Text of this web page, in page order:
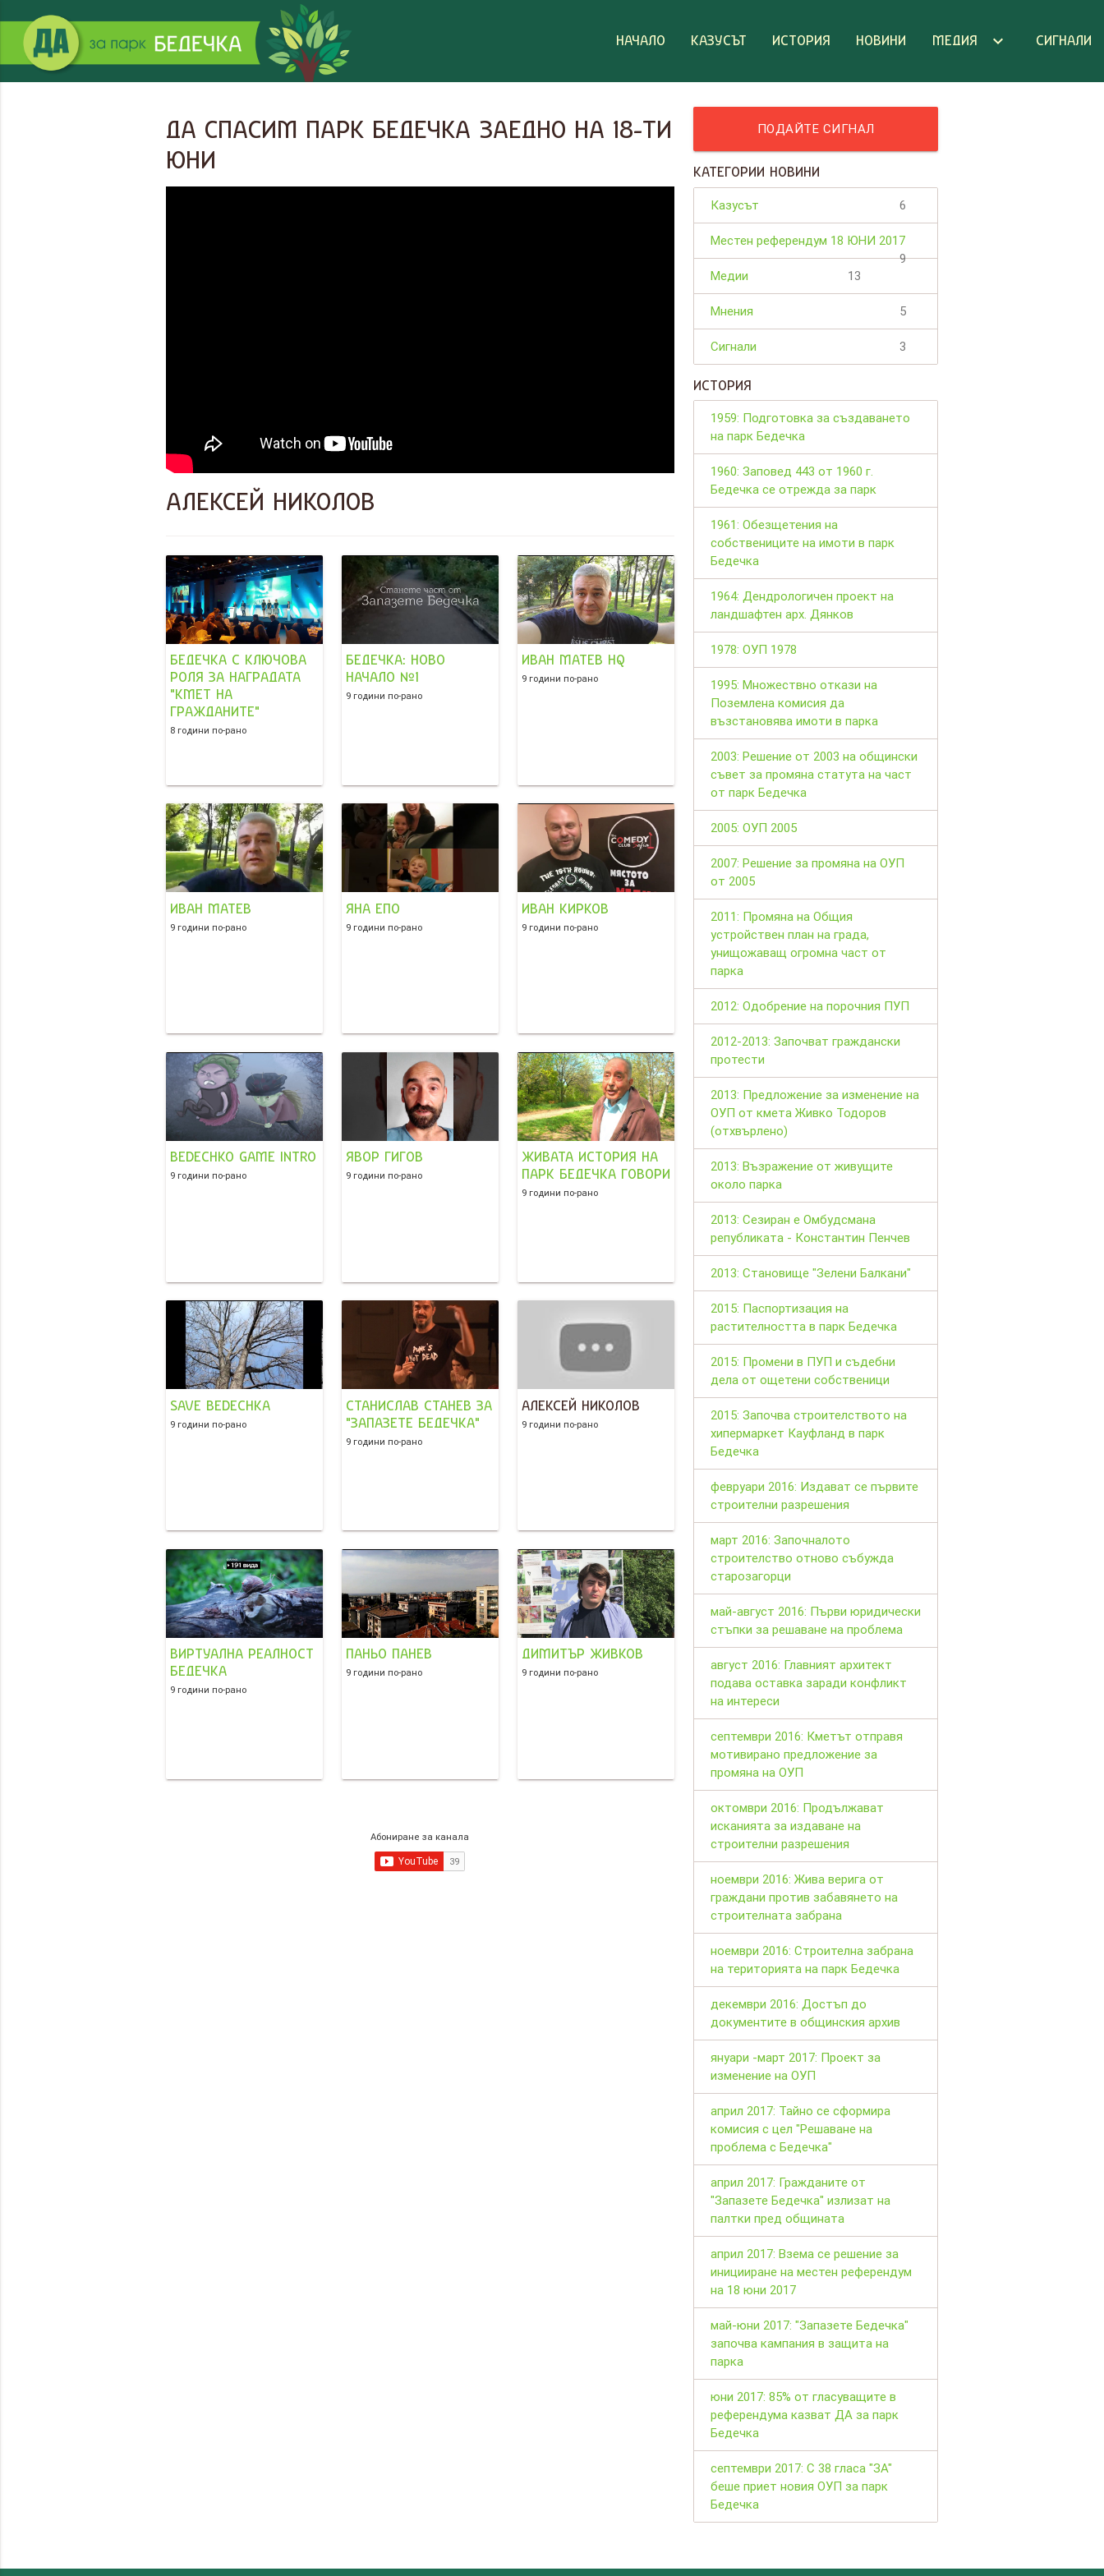
НАЧАЛО КАЗУСЪТ ИСТОРИЯ НОВИНИ МЕДИЯ keyboard_arrow_down СИГНАЛИ
ДА СПАСИМ ПАРК БЕДЕЧКА ЗАЕДНО НА 18-ТИ
ЮНИ
АЛЕКСЕЙ НИКОЛОВ
БЕДЕЧКА С КЛЮЧОВА
РОЛЯ ЗА НАГРАДАТА
"КМЕТ НА
ГРАЖДАНИТЕ"
8 години по-рано
БЕДЕЧКА: НОВО
НАЧАЛО №1
9 години по-рано
ИВАН МАТЕВ HQ
9 години по-рано
ИВАН МАТЕВ
9 години по-рано
ЯНА ЕПО
9 години по-рано
ИВАН КИРКОВ
9 години по-рано
BEDECHKO GAME INTRO
9 години по-рано
ЯВОР ГИГОВ
9 години по-рано
ЖИВАТА ИСТОРИЯ НА
ПАРК БЕДЕЧКА ГОВОРИ
9 години по-рано
SAVE BEDECHKA
9 години по-рано
СТАНИСЛАВ СТАНЕВ ЗА
"ЗАПАЗЕТЕ БЕДЕЧКА"
9 години по-рано
АЛЕКСЕЙ НИКОЛОВ
9 години по-рано
ВИРТУАЛНА РЕАЛНОСТ
БЕДЕЧКА
9 години по-рано
ПАНЬО ПАНЕВ
9 години по-рано
ДИМИТЪР ЖИВКОВ
9 години по-рано
Абониране за канала
ПОДАЙТЕ СИГНАЛ
КАТЕГОРИИ НОВИНИ
Казусът 6
Местен референдум 18 ЮНИ 2017
9
Медии
13
Мнения 5
Сигнали 3
ИСТОРИЯ
1959: Подготовка за създаването
на парк Бедечка
1960: Заповед 443 от 1960 г.
Бедечка се отрежда за парк
1961: Обезщетения на
собствениците на имоти в парк
Бедечка
1964: Дендрологичен проект на
ландшафтен арх. Дянков
1978: ОУП 1978
1995: Множествно откази на
Поземлена комисия да
възстановява имоти в парка
2003: Решение от 2003 на общински
съвет за промяна статута на част
от парк Бедечка
2005: ОУП 2005
2007: Решение за промяна на ОУП
от 2005
2011: Промяна на Общия
устройствен план на града,
унищожаващ огромна част от
парка
2012: Одобрение на порочния ПУП
2012-2013: Започват граждански
протести
2013: Предложение за изменение на
ОУП от кмета Живко Тодоров
(отхвърлено)
2013: Възражение от живущите
около парка
2013: Сезиран е Омбудсмана
републиката - Константин Пенчев
2013: Становище "Зелени Балкани"
2015: Паспортизация на
растителността в парк Бедечка
2015: Промени в ПУП и съдебни
дела от ощетени собственици
2015: Започва строителството на
хипермаркет Кауфланд в парк
Бедечка
февруари 2016: Издават се първите
строителни разрешения
март 2016: Започналото
строителство отново събужда
старозагорци
май-август 2016: Първи юридически
стъпки за решаване на проблема
август 2016: Главният архитект
подава оставка заради конфликт
на интереси
септември 2016: Кметът отправя
мотивирано предложение за
промяна на ОУП
октомври 2016: Продължават
исканията за издаване на
строителни разрешения
ноември 2016: Жива верига от
граждани против забавянето на
строителната забрана
ноември 2016: Строителна забрана
на територията на парк Бедечка
декември 2016: Достъп до
документите в общинския архив
януари -март 2017: Проект за
изменение на ОУП
април 2017: Тайно се сформира
комисия с цел "Решаване на
проблема с Бедечка"
април 2017: Гражданите от
"Запазете Бедечка" излизат на
палтки пред общината
април 2017: Взема се решение за
иницииране на местен референдум
на 18 юни 2017
май-юни 2017: "Запазете Бедечка"
започва кампания в защита на
парка
юни 2017: 85% от гласуващите в
референдума казват ДА за парк
Бедечка
септември 2017: С 38 гласа "ЗА"
беше приет новия ОУП за парк
Бедечка